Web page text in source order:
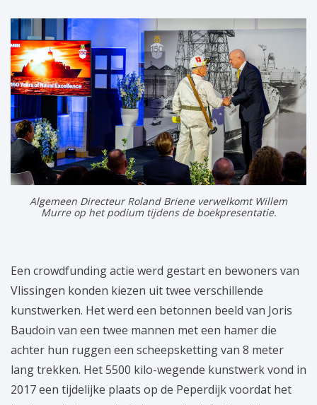
Algemeen Directeur Roland Briene verwelkomt Willem
Murre op het podium tijdens de boekpresentatie.
Een crowdfunding actie werd gestart en bewoners van
Vlissingen konden kiezen uit twee verschillende
kunstwerken. Het werd een betonnen beeld van Joris
Baudoin van een twee mannen met een hamer die
achter hun ruggen een scheepsketting van 8 meter
lang trekken. Het 5500 kilo-wegende kunstwerk vond in
2017 een tijdelijke plaats op de Peperdijk voordat het